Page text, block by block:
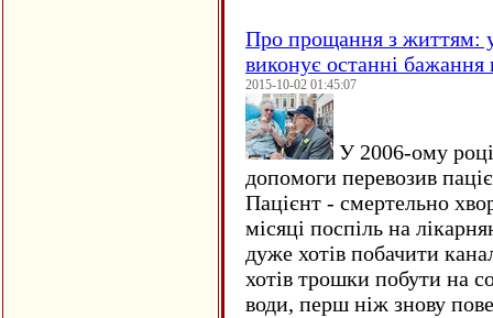
Про прощання з життям:
виконує останні
2015-10-02 01:45:07
У 2006-ому
допомоги перевозив
Пацієнт - смертельно
місяці поспіль на
дуже хотів побачити
хотів трошки побути на
води, перш ніж знову